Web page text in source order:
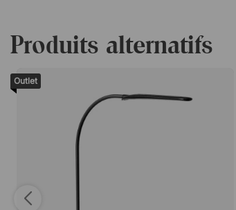
Produits alternatifs
Outlet